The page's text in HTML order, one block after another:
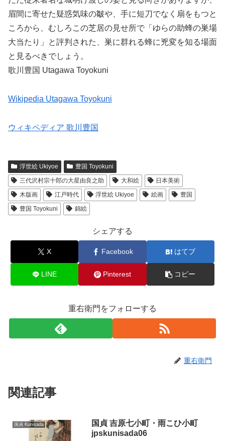
眉間に寄せた疑惑気味の皺や、手に短刀でなく扇をもつと
ころから、むしろこの芝居の見せ所で「ゆらの助蜂の巣場
大当たり」と評判された、巣に群れる蜂に兇変を知る場面
と見るべきでしょう。
歌川豊国 Utagawa Toyokuni
Wikipedia Utagawa Toyokuni
ウィキペディア 歌川豊国
浮世絵 Ukiyoe
豊国 Toyokuni
三代沢村宗十郎の大星由良之助
大和絵
日本美術
木版画
江戸時代 浮世絵 Ukiyoe 絵画
豊国
豊国 Toyokuni
錦絵
シェアする
X Facebook はてブ
LINE Pinterest コピー
重右衛門をフォローする
重右衛門
関連記事
国貞 Kunisada
国貞 吉原七小町・雨こひ小町
jpskunisada06